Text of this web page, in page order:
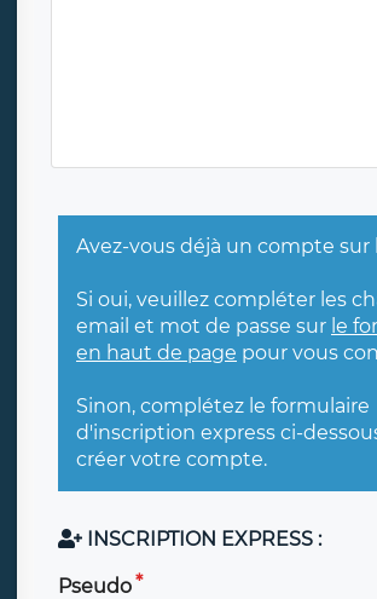
Avez-vous déjà un compte sur
Si oui, veuillez compléter les
email et mot de passe sur le
en haut de page pour vous
Sinon, complétez le formulaire
d'inscription express ci-
créer votre compte.
INSCRIPTION EXPRESS :
Pseudo